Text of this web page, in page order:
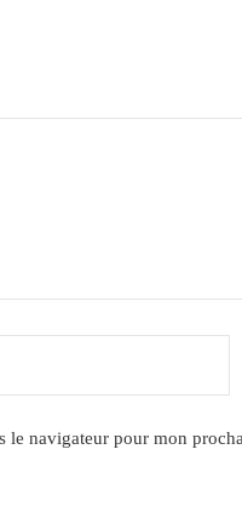
le navigateur pour mon